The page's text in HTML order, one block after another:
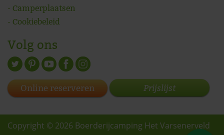
Camperplaatsen
Cookiebeleid
Volg ons
Online reserveren Prijslijst
Copyright © 2026 Boerderijcamping Het Varsenerveld